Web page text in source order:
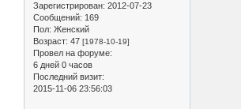
Зарегистрирован: 2012-07-23
Сообщений: 169
Пол: Женский
Возраст: 47 [1978-10-19]
Провел на форуме:
6 дней 0 часов
Последний визит:
2015-11-06 23:56:03